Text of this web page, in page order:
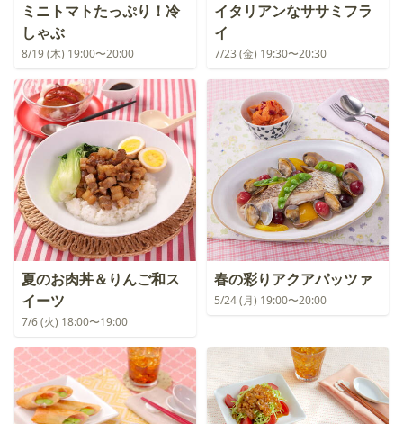
ミニトマトたっぷり！冷
しゃぶ
8/19 (木) 19:00〜20:00
イタリアンなササミフラ
イ
7/23 (金) 19:30〜20:30
夏のお肉丼＆りんご和ス
イーツ
7/6 (火) 18:00〜19:00
春の彩りアクアパッツァ
5/24 (月) 19:00〜20:00